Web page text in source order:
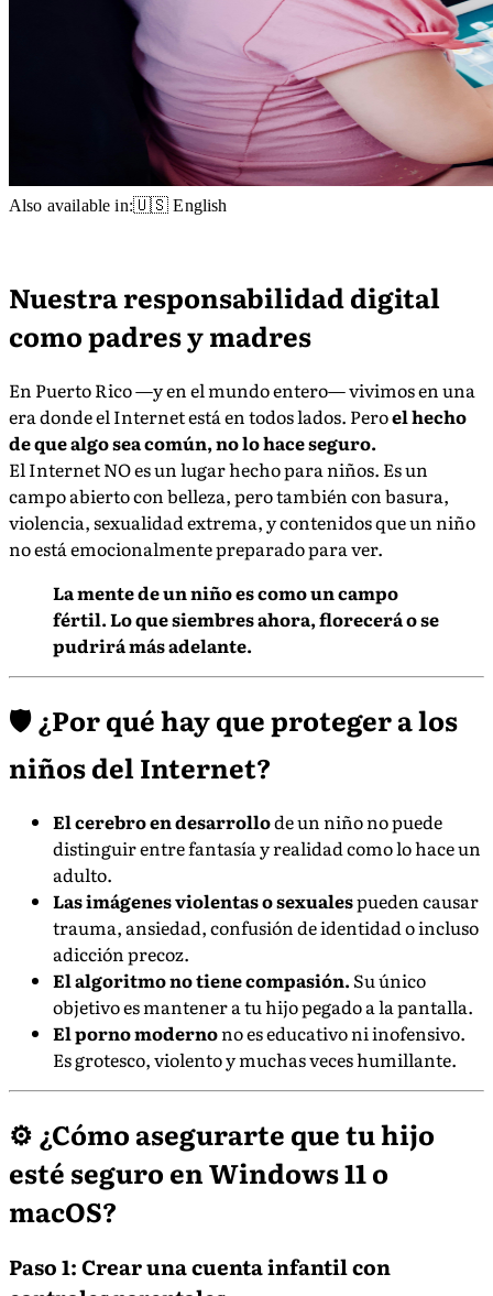
Also available in:🇺🇸 English
Nuestra responsabilidad digital
como padres y madres
En Puerto Rico —y en el mundo entero— vivimos en una
era donde el Internet está en todos lados. Peroel hecho
de que algo sea común, no lo hace seguro.
El Internet NO es un lugar hecho para niños. Es un
campo abierto con belleza, pero también con basura,
violencia, sexualidad extrema, y contenidos que un niño
no está emocionalmente preparado para ver.
La mente de un niño es como un campo
fértil. Lo que siembres ahora, florecerá o se
pudrirá más adelante.
🛡️ ¿Por qué hay que proteger a los
niños del Internet?
El cerebro en desarrollode un niño no puede
distinguir entre fantasía y realidad como lo hace un
adulto.
Las imágenes violentas o sexualespueden causar
trauma, ansiedad, confusión de identidad o incluso
adicción precoz.
El algoritmo no tiene compasión.Su único
objetivo es mantener a tu hijo pegado a la pantalla.
El porno modernono es educativo ni inofensivo.
Es grotesco, violento y muchas veces humillante.
⚙️ ¿Cómo asegurarte que tu hijo
esté seguro en Windows 11 o
macOS?
Paso 1: Crear una cuenta infantil con